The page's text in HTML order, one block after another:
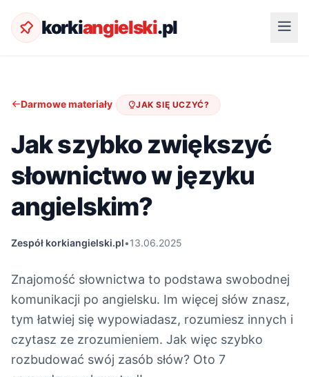
korkiangielski.pl
Darmowe materiały JAK SIĘ UCZYĆ?
Jak szybko zwiększyć
słownictwo w języku
angielskim?
Zespół korkiangielski.pl•13.06.2025
Znajomość słownictwa to podstawa swobodnej
komunikacji po angielsku. Im więcej słów znasz,
tym łatwiej się wypowiadasz, rozumiesz innych i
czytasz ze zrozumieniem. Jak więc szybko
rozbudować swój zasób słów? Oto 7